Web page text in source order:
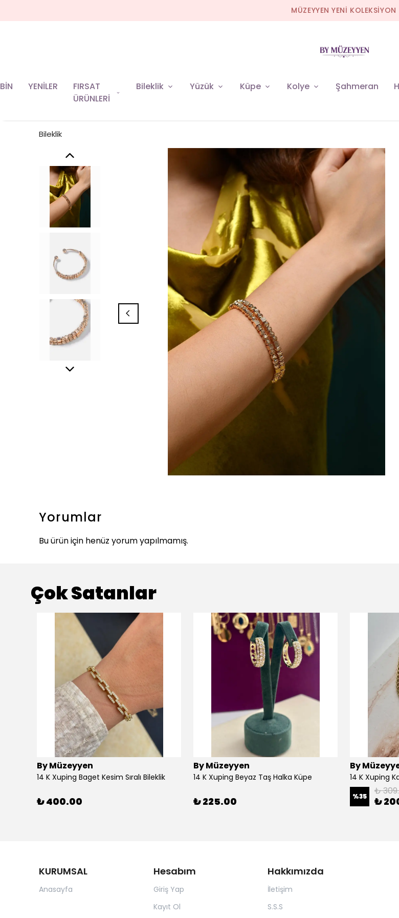
MÜZEYYEN YENİ KOLEKSİYON
YENİLER
FIRSAT
ÜRÜNLERİ
Bileklik Yüzük Küpe Kolye Şahmeran
Bileklik
Yorumlar
Bu ürün için henüz yorum yapılmamış.
Çok Satanlar
By Müzeyyen
14 K Xuping Baget Kesim Sıralı Bileklik
₺ 400.00
By Müzeyyen
14 K Xuping Beyaz Taş Halka Küpe
₺ 225.00
By
14 K Xuping
%35 ₺
₺
KURUMSAL
Anasayfa
Hesabım
Giriş Yap
Kayıt Ol
Hakkımızda
İletişim
S.S.S